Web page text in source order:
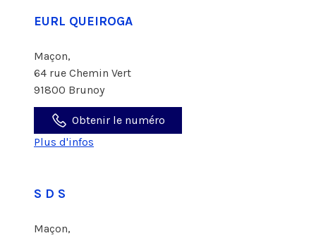
EURL QUEIROGA
Maçon,
64 rue Chemin Vert
91800 Brunoy
Obtenir le numéro
Plus d'infos
S D S
Maçon,